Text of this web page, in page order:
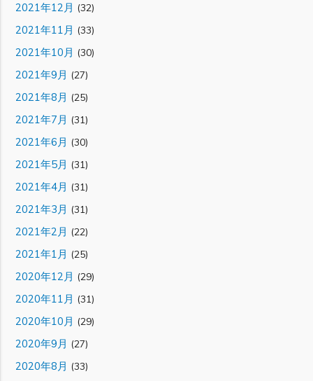
2021年12月 (32)
2021年11月 (33)
2021年10月 (30)
2021年9月 (27)
2021年8月 (25)
2021年7月 (31)
2021年6月 (30)
2021年5月 (31)
2021年4月 (31)
2021年3月 (31)
2021年2月 (22)
2021年1月 (25)
2020年12月 (29)
2020年11月 (31)
2020年10月 (29)
2020年9月 (27)
2020年8月 (33)